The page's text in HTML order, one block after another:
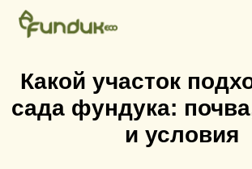
сада фундука: почва, рельеф
и условия
ВЫБОР УЧАСТКА — ОДИН ИЗ